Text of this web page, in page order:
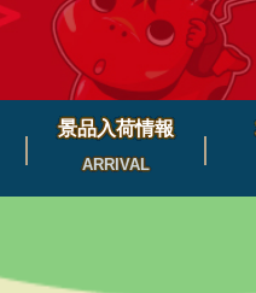
景品入荷情報
ARRIVAL